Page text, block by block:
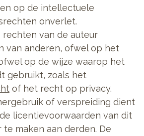
op de intellectuele
onverlet.
rechten van de auteur
van anderen, ofwel op het
op de wijze waarop het
gebruikt, zoals het
of het recht op privacy.
of verspreiding dient
licentievoorwaarden van dit
maken aan derden. De